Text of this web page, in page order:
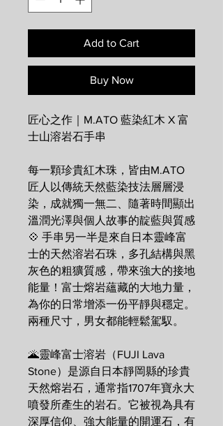
Add to Cart
Buy Now
匠心之作｜M.ATO 藍染紅木 X 富
士山溶岩石手串
每一顆珍貴紅木珠，皆由M.ATO
匠人以傳統天然藍染技法層層浸
染，成就獨一無二、隨著時間顯出
溫潤光澤與個人故事的靛藍與質感
💠 手串另一半是來自日本靈峰富
士的天然溶岩石珠，多孔結構與黑
灰色的粗獷質感，帶來強大的接地
能量！富士熔岩蘊藏的大地力量，
為你的日常增添一份平靜與穩定。
兩種尺寸，男女都能輕鬆駕馭。
🌋靈峰富士溶岩（FUJI Lava
Stone）是源自日本靜岡縣的珍貴
天然熔岩石，通常指1707年寶永大
噴發所產生的岩石。它被視為具有
深厚信仰、強大能量的開運石，有